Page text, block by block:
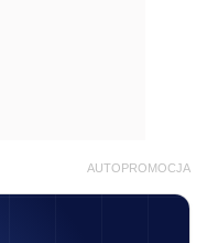
AUTOPROMOCJA